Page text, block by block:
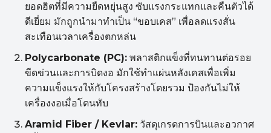
ยอดฮิตที่มีความยืดหยุ่นสูง ซับแรงกระแทกและคืนตัวได้
ดีเยี่ยม มักถูกนำมาทำเป็น “ขอบเคส” เพื่อลดแรงสั่น
สะเทือนเวลาเครื่องตกหล่น
Polycarbonate (PC): พลาสติกแข็งที่ทนทานต่อรอย
ขีดข่วนและการบิดงอ มักใช้ทำแผ่นหลังเคสเพื่อเพิ่ม
ความแข็งแรงให้กับโครงสร้างโดยรวม ป้องกันไม่ให้
เครื่องงอเมื่อโดนทับ
Aramid Fiber / Kevlar: วัสดุเกรดการบินและอวกาศ